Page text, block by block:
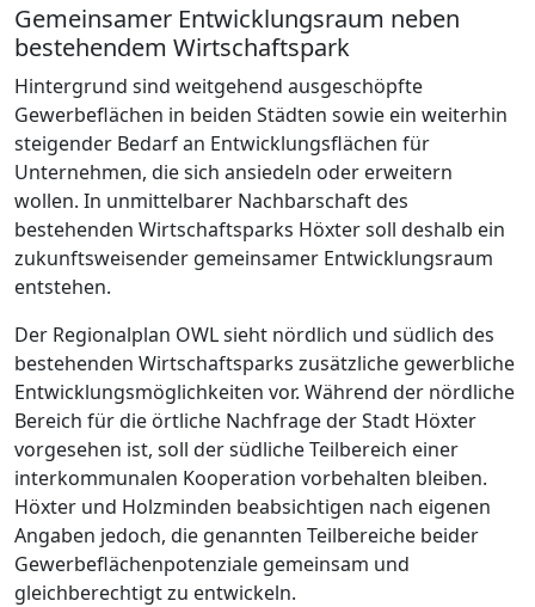
Gemeinsamer Entwicklungsraum neben
bestehendem Wirtschaftspark
Hintergrund sind weitgehend ausgeschöpfte
Gewerbeflächen in beiden Städten sowie ein weiterhin
steigender Bedarf an Entwicklungsflächen für
Unternehmen, die sich ansiedeln oder erweitern
wollen. In unmittelbarer Nachbarschaft des
bestehenden Wirtschaftsparks Höxter soll deshalb ein
zukunftsweisender gemeinsamer Entwicklungsraum
entstehen.
Der Regionalplan OWL sieht nördlich und südlich des
bestehenden Wirtschaftsparks zusätzliche gewerbliche
Entwicklungsmöglichkeiten vor. Während der nördliche
Bereich für die örtliche Nachfrage der Stadt Höxter
vorgesehen ist, soll der südliche Teilbereich einer
interkommunalen Kooperation vorbehalten bleiben.
Höxter und Holzminden beabsichtigen nach eigenen
Angaben jedoch, die genannten Teilbereiche beider
Gewerbeflächenpotenziale gemeinsam und
gleichberechtigt zu entwickeln.